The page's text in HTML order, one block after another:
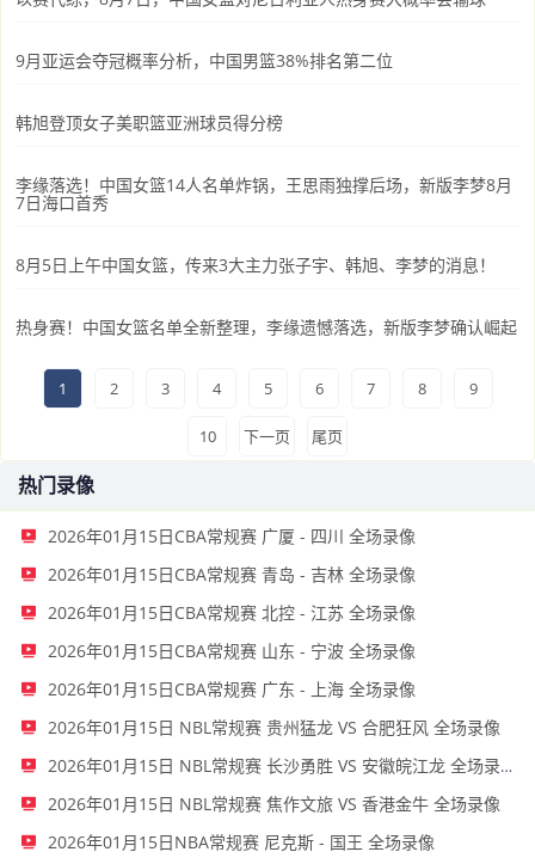
9月亚运会夺冠概率分析，中国男篮38%排名第二位
韩旭登顶女子美职篮亚洲球员得分榜
李缘落选！中国女篮14人名单炸锅，王思雨独撑后场，新版李梦8月
7日海口首秀
8月5日上午中国女篮，传来3大主力张子宇、韩旭、李梦的消息！
热身赛！中国女篮名单全新整理，李缘遗憾落选，新版李梦确认崛起
1 2 3 4 5 6 7 8 9
10 下一页 尾页
热门录像
2026年01月15日CBA常规赛 广厦 - 四川 全场录像
2026年01月15日CBA常规赛 青岛 - 吉林 全场录像
2026年01月15日CBA常规赛 北控 - 江苏 全场录像
2026年01月15日CBA常规赛 山东 - 宁波 全场录像
2026年01月15日CBA常规赛 广东 - 上海 全场录像
2026年01月15日 NBL常规赛 贵州猛龙 VS 合肥狂风 全场录像
2026年01月15日 NBL常规赛 长沙勇胜 VS 安徽皖江龙 全场录像
2026年01月15日 NBL常规赛 焦作文旅 VS 香港金牛 全场录像
2026年01月15日NBA常规赛 尼克斯 - 国王 全场录像